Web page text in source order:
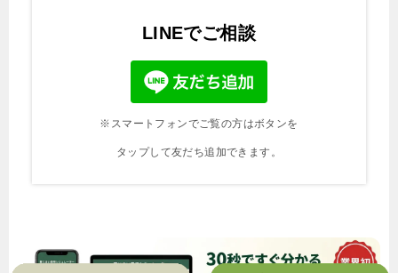
LINEでご相談
※スマートフォンでご覧の方はボタンを
タップして友だち追加できます。